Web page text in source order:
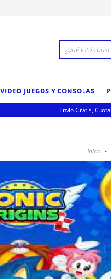
VIDEO JUEGOS Y CONSOLAS
Envio Gratis,
Inicio -